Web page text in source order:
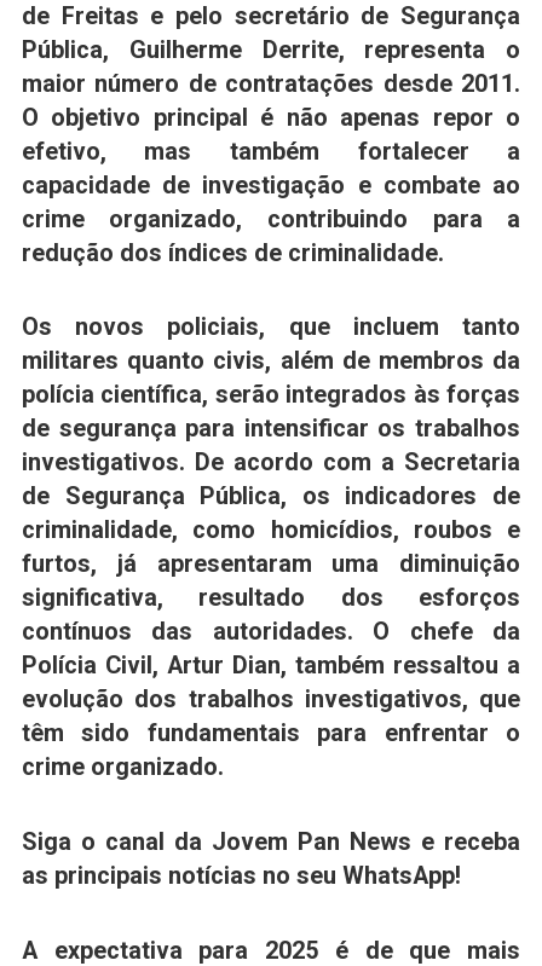
de Freitas e pelo secretário de Segurança
Pública, Guilherme Derrite, representa o
maior número de contratações desde 2011.
O objetivo principal é não apenas repor o
efetivo, mas também fortalecer a
capacidade de investigação e combate ao
crime organizado, contribuindo para a
redução dos índices de criminalidade.
Os novos policiais, que incluem tanto
militares quanto civis, além de membros da
polícia científica, serão integrados às forças
de segurança para intensificar os trabalhos
investigativos. De acordo com a Secretaria
de Segurança Pública, os indicadores de
criminalidade, como homicídios, roubos e
furtos, já apresentaram uma diminuição
significativa, resultado dos esforços
contínuos das autoridades. O chefe da
Polícia Civil, Artur Dian, também ressaltou a
evolução dos trabalhos investigativos, que
têm sido fundamentais para enfrentar o
crime organizado.
Siga o canal da Jovem Pan News e receba
as principais notícias no seu WhatsApp!
A expectativa para 2025 é de que mais